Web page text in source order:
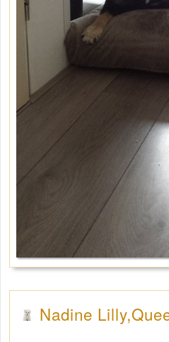
Nadine